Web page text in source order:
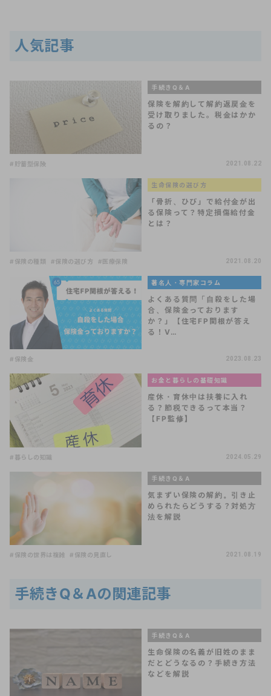
人気記事
手続きQ＆A
保険を解約して解約返戻金を
受け取りました。税金はかか
るの？
#貯蓄型保険 2021.08.22
生命保険の選び方
「骨折、ひび」で給付金が出
る保険って？特定損傷給付金
とは？
#保険の種類 #保険の選び方 #医療保険 2021.08.20
著名人・専門家コラム
よくある質問「自殺をした場
合、保険金っております
か？」【住宅FP関根が答え
る！V…
#保険金 2023.08.23
お金と暮らしの基礎知識
産休・育休中は扶養に入れ
る？節税できるって本当？
【FP監修】
#暮らしの知識 2024.05.29
手続きQ＆A
気まずい保険の解約。引き止
められたらどうする？対処方
法を解説
#保険の世界は複雑 #保険の見直し 2021.08.19
手続きQ＆Aの関連記事
手続きQ＆A
生命保険の名義が旧姓のまま
だとどうなるの？手続き方法
などを解説